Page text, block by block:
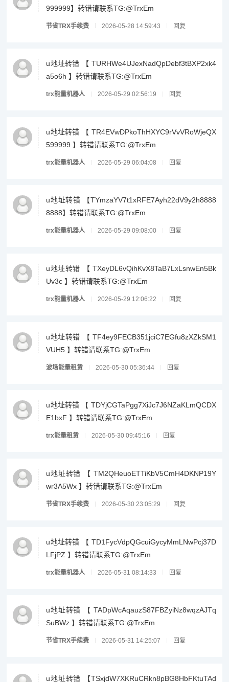
999999】转错请联系TG:@TrxEm
节省TRX手续费 2026-05-28 14:59:43 回复
u地址转错 【 TURHWe4UJexNadQpDebf3tBXP2xk4
a5o6h 】转错请联系TG:@TrxEm
trx能量机器人 2026-05-29 02:56:19 回复
u地址转错 【 TR4EVwDPkoThHXYC9rVvVRoWjeQX
599999 】转错请联系TG:@TrxEm
trx能量机器人 2026-05-29 06:04:08 回复
u地址转错 【TYmzaYV7t1xRFE7Ayh22dV9y2h8888
8888】转错请联系TG:@TrxEm
trx能量机器人 2026-05-29 09:08:00 回复
u地址转错 【 TXeyDL6vQihKvX8TaB7LxLsnwEn5Bk
Uv3c 】转错请联系TG:@TrxEm
trx能量机器人 2026-05-29 12:06:22 回复
u地址转错 【 TF4ey9FECB351jciC7EGfu8zXZkSM1
VUH5 】转错请联系TG:@TrxEm
波场能量租赁 2026-05-30 05:36:44 回复
u地址转错 【 TDYjCGTaPgg7XiJc7J6NZaKLmQCDX
E1bxF 】转错请联系TG:@TrxEm
trx能量租赁 2026-05-30 09:45:16 回复
u地址转错 【 TM2QHeuoETTiKbV5CmH4DKNP19Y
wr3A5Wx 】转错请联系TG:@TrxEm
节省TRX手续费 2026-05-30 23:05:29 回复
u地址转错 【 TD1FycVdpQGcuiGycyMmLNwPcj37D
LFjPZ 】转错请联系TG:@TrxEm
trx能量机器人 2026-05-31 08:14:33 回复
u地址转错 【 TADpWcAqauzS87FBZyiNz8wqzAJTq
SuBWz 】转错请联系TG:@TrxEm
节省TRX手续费 2026-05-31 14:25:07 回复
u地址转错 【TSxjdW7XKRuCRkn8pBG8HbFKtuTAd